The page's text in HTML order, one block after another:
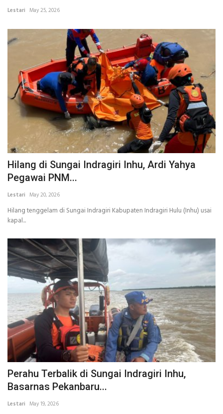
Lestari May 25, 2026
Hilang di Sungai Indragiri Inhu, Ardi Yahya
Pegawai PNM...
Lestari May 20, 2026
Hilang tenggelam di Sungai Indragiri Kabupaten Indragiri Hulu (Inhu) usai
kapal...
Perahu Terbalik di Sungai Indragiri Inhu,
Basarnas Pekanbaru...
Lestari May 19, 2026